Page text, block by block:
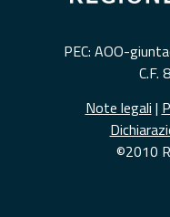
PEC: AOO-
C.F.
Note legali |
©2010